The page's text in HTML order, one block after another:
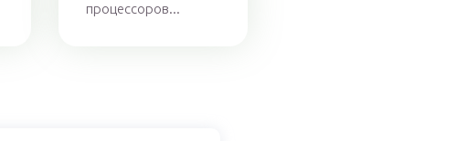
процессоров...